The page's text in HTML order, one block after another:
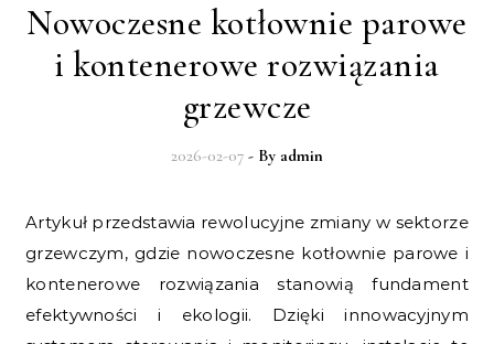
Nowoczesne kotłownie parowe
i kontenerowe rozwiązania
grzewcze
2026-02-07 - By admin
Artykuł przedstawia rewolucyjne zmiany w sektorze
grzewczym, gdzie nowoczesne kotłownie parowe i
kontenerowe rozwiązania stanowią fundament
efektywności i ekologii. Dzięki innowacyjnym